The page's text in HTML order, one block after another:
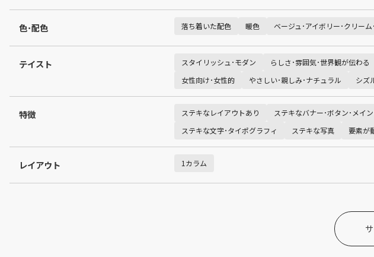
色･配色 落ち着いた配色 暖色 ベージュ･アイボリー･クリー
テイスト スタイリッシュ･モダン らしさ･雰囲気･世界観が伝わる
女性向け･女性的
やさしい･親しみ･ナチュラル シズ
特徴 ステキなレイアウトあり ステキなバナー･ボタン･メイ
ステキな文字･タイポグラフィ
ステキな写真 要素が
レイアウト 1カラム